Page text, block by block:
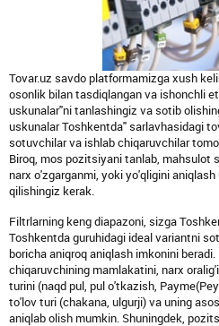
Tovar.uz savdo platformamizga xush
osonlik bilan tasdiqlangan va ishonchli
uskunalar"ni tanlashingiz va sotib
uskunalar Toshkentda" sarlavhasidagi
sotuvchilar va ishlab chiqaruvchilar
Biroq, mos pozitsiyani tanlab, mahsulot
narx o'zgarganmi, yoki yo'qligini
qilishingiz kerak.
Filtrlarning keng diapazoni, sizga
Toshkentda guruhidagi ideal variantni
boricha aniqroq aniqlash imkonini
chiqaruvchining mamlakatini, narx
turini (naqd pul, pul o'tkazish,
to'lov turi (chakana, ulgurji) va uning
aniqlab olish mumkin. Shuningdek,